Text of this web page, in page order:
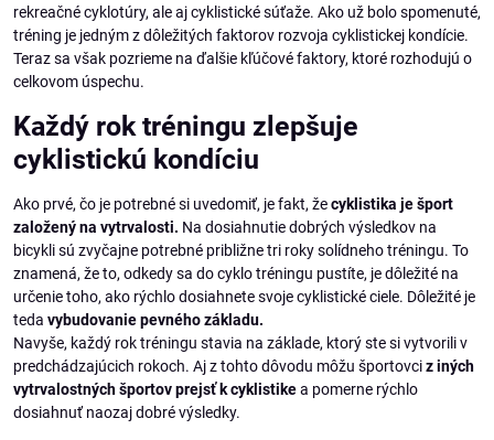
rekreačné cyklotúry, ale aj cyklistické súťaže. Ako už bolo spomenuté,
tréning je jedným z dôležitých faktorov rozvoja cyklistickej kondície.
Teraz sa však pozrieme na ďalšie kľúčové faktory, ktoré rozhodujú o
celkovom úspechu.
Každý rok tréningu zlepšuje
cyklistickú kondíciu
Ako prvé, čo je potrebné si uvedomiť, je fakt, žecyklistika je šport
založený na vytrvalosti. Na dosiahnutie dobrých výsledkov na
bicykli sú zvyčajne potrebné približne tri roky solídneho tréningu. To
znamená, že to, odkedy sa do cyklo tréningu pustíte, je dôležité na
určenie toho, ako rýchlo dosiahnete svoje cyklistické ciele. Dôležité je
teda vybudovanie pevného základu.
Navyše, každý rok tréningu stavia na základe, ktorý ste si vytvorili v
predchádzajúcich rokoch. Aj z tohto dôvodu môžu športovciz iných
vytrvalostných športov prejsť k cyklistikea pomerne rýchlo
dosiahnuť naozaj dobré výsledky.